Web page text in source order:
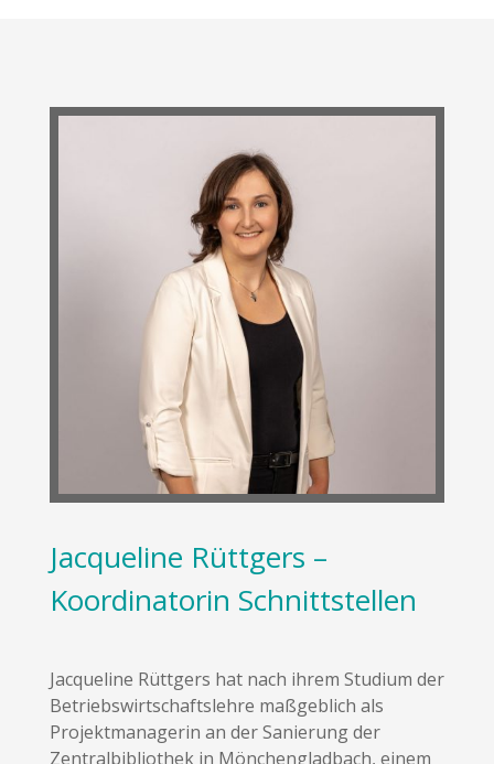
Jacqueline Rüttgers –
Koordinatorin Schnittstellen
Jacqueline Rüttgers hat nach ihrem Studium der
Betriebswirtschaftslehre maßgeblich als
Projektmanagerin an der Sanierung der
Zentralbibliothek in Mönchengladbach, einem